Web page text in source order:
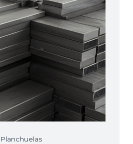
Planchuelas